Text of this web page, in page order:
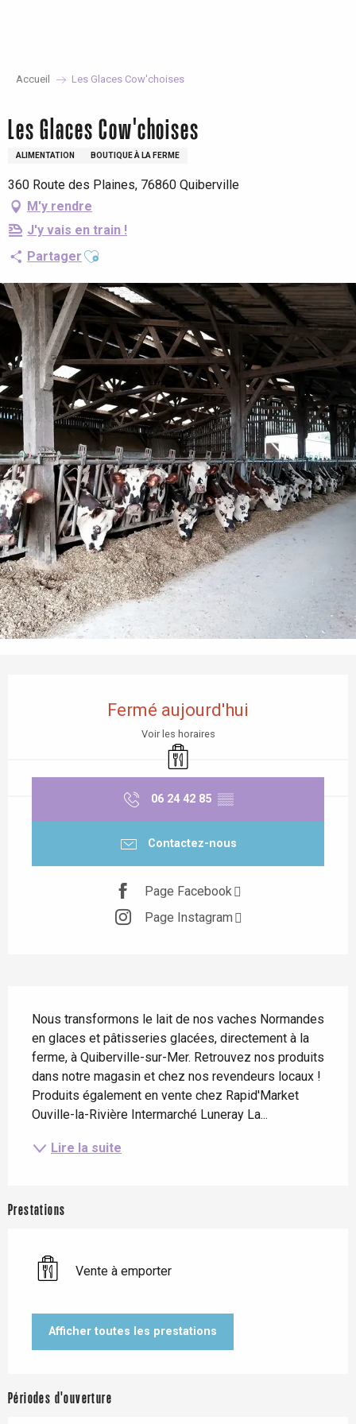
Accueil Les Glaces Cow'choises
Les Glaces Cow'choises
ALIMENTATION BOUTIQUE À LA FERME
360 Route des Plaines, 76860 Quiberville
M'y rendre
J'y vais en train !
Partager Ajouter aux favoris
Fermé aujourd'hui
Voir les horaires
Vente à emporter
06 24 42 85 ▒▒
Contactez-nous
Page Facebook
Page Instagram
Nous transformons le lait de nos vaches Normandes
en glaces et pâtisseries glacées, directement à la
ferme, à Quiberville-sur-Mer. Retrouvez nos produits
dans notre magasin et chez nos revendeurs locaux !
Produits également en vente chez Rapid'Market
Ouville-la-Rivière Intermarché Luneray La...
Lire la suite
Prestations
Vente à emporter
Afficher toutes les prestations
Périodes d'ouverture